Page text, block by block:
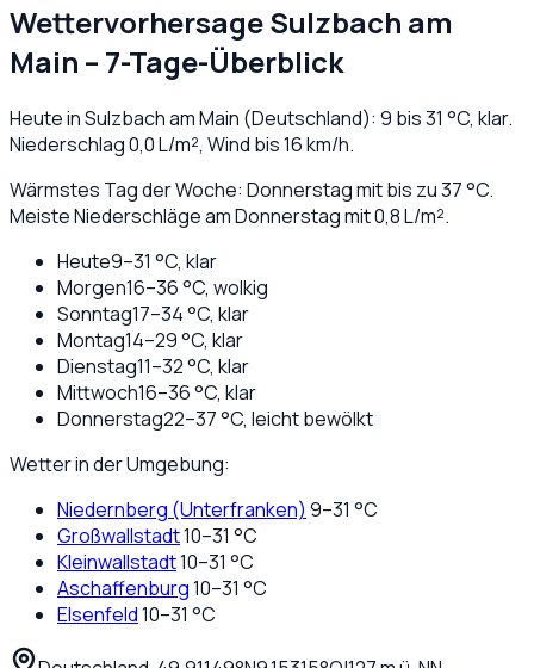
WettervorhersageSulzbach am
Main – 7-Tage-Überblick
Heute inSulzbach am Main (Deutschland): 9 bis31 °C, klar.
Niederschlag0,0L/m², Wind bis16km/h.
Wärmstes Tag der Woche: Donnerstag mit bis zu 37 °C.
Meiste Niederschläge am Donnerstag mit 0,8 L/m².
Heute9–31 °C, klar
Morgen16–36°C, wolkig
Sonntag17–34°C, klar
Montag14–29°C, klar
Dienstag11–32°C, klar
Mittwoch16–36°C, klar
Donnerstag22–37°C, leicht bewölkt
Wetter in der Umgebung:
Niedernberg (Unterfranken) 9–31 °C
Großwallstadt10–31 °C
Kleinwallstadt10–31 °C
Aschaffenburg10–31 °C
Elsenfeld10–31 °C